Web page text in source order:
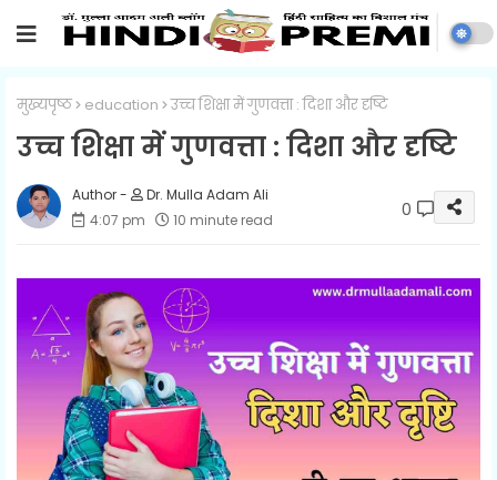
मुख्यपृष्ठ education उच्च शिक्षा में गुणवत्ता : दिशा और दृष्टि
उच्च शिक्षा में गुणवत्ता : दिशा और दृष्टि
Dr. Mulla Adam Ali
4:07 pm
10 minute read 0